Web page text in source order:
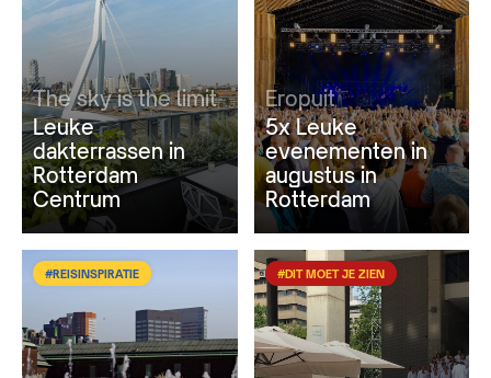
The sky is the limit
Leuke
dakterrassen in
Rotterdam
Centrum
Eropuit
5x Leuke
evenementen in
augustus in
Rotterdam
#REISINSPIRATIE #DIT MOET JE ZIEN